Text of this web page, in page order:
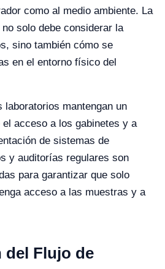
como al medio ambiente. La
solo debe considerar la
sino también cómo se
en el entorno físico del
laboratorios mantengan un
acceso a los gabinetes y a
de sistemas de
y auditorías regulares son
para garantizar que solo
acceso a las muestras y a
del Flujo de